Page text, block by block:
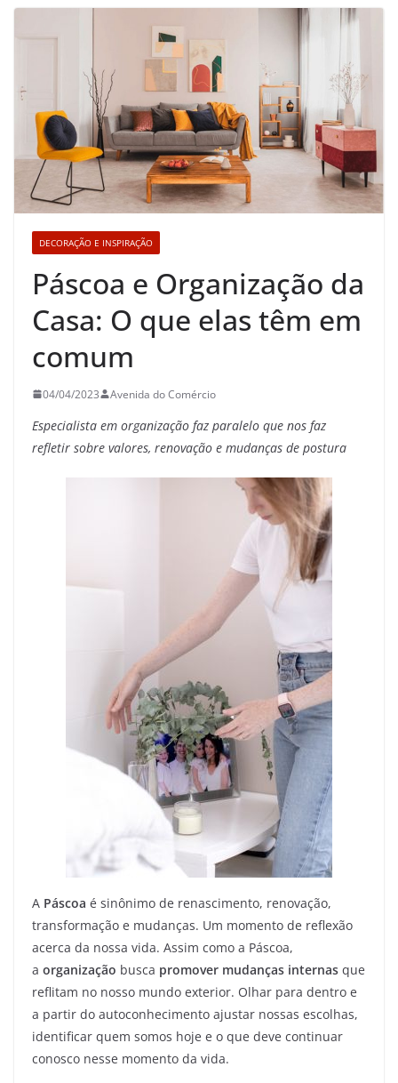
DECORAÇÃO E INSPIRAÇÃO
Páscoa e Organização da
Casa: O que elas têm em
comum
04/04/2023 Avenida do Comércio
Especialista em organização faz paralelo que nos faz
refletir sobre valores, renovação e mudanças de postura
A Páscoa é sinônimo de renascimento, renovação,
transformação e mudanças. Um momento de reflexão
acerca da nossa vida. Assim como a Páscoa,
a organização busca promover mudanças internas que
reflitam no nosso mundo exterior. Olhar para dentro e
a partir do autoconhecimento ajustar nossas escolhas,
identificar quem somos hoje e o que deve continuar
conosco nesse momento da vida.